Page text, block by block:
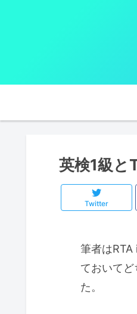
英検1級と
Twitter
筆者は
ておいて
た。